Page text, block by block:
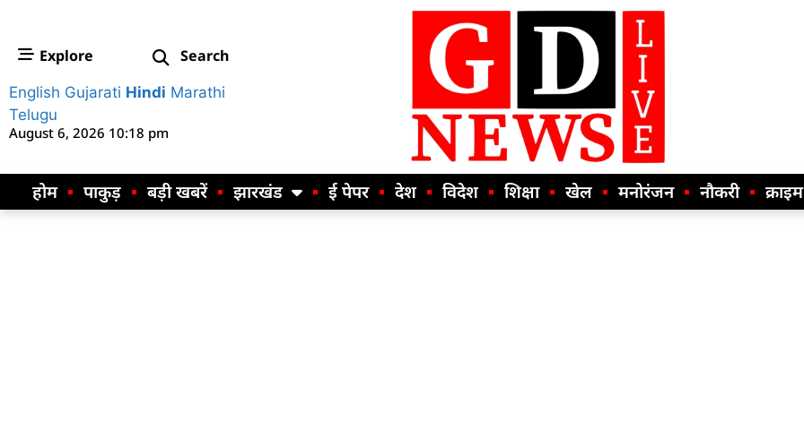
Explore Search
English Gujarati Hindi Marathi
Telugu
August 6, 2026 10:18 pm
होम पाकुड़ बड़ी खबरें झारखंड ई पेपर देश विदेश शिक्षा खेल मनोरंजन नौकरी क्राइम